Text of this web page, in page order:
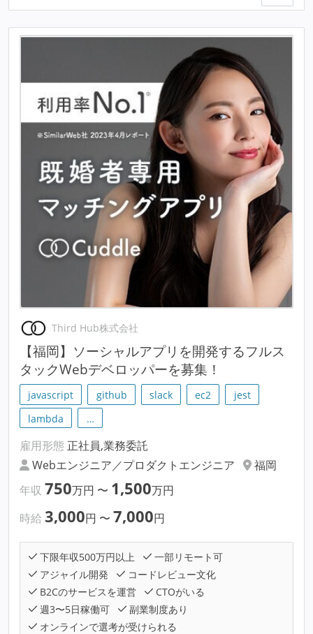
Third Hub株式会社
【福岡】ソーシャルアプリを開発するフルス
タックWebデベロッパーを募集！
javascript github slack ec2
jest
lambda
…
雇用形態 正社員,業務委託
Webエンジニア／プロダクトエンジニア
福岡
年収 750万円 〜 1,500万円
時給 3,000円 〜 7,000円
下限年収500万円以上
一部リモート可
アジャイル開発
コードレビュー文化
B2Cのサービスを運営
CTOがいる
週3〜5日稼働可
副業制度あり
オンラインで選考が受けられる